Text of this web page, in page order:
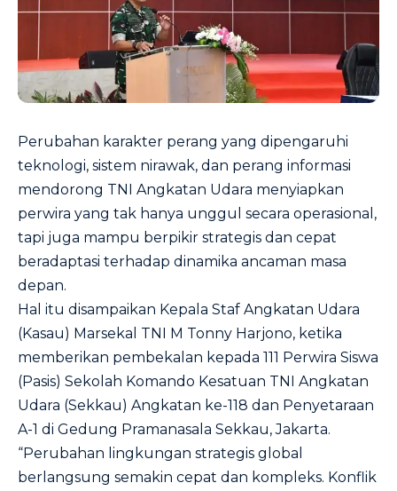
Perubahan karakter perang yang dipengaruhi
teknologi, sistem nirawak, dan perang informasi
mendorong TNI Angkatan Udara menyiapkan
perwira yang tak hanya unggul secara operasional,
tapi juga mampu berpikir strategis dan cepat
beradaptasi terhadap dinamika ancaman masa
depan.
Hal itu disampaikan Kepala Staf Angkatan Udara
(Kasau) Marsekal TNI M Tonny Harjono, ketika
memberikan pembekalan kepada 111 Perwira Siswa
(Pasis) Sekolah Komando Kesatuan TNI Angkatan
Udara (Sekkau) Angkatan ke-118 dan Penyetaraan
A-1 di Gedung Pramanasala Sekkau, Jakarta.
“Perubahan lingkungan strategis global
berlangsung semakin cepat dan kompleks. Konflik